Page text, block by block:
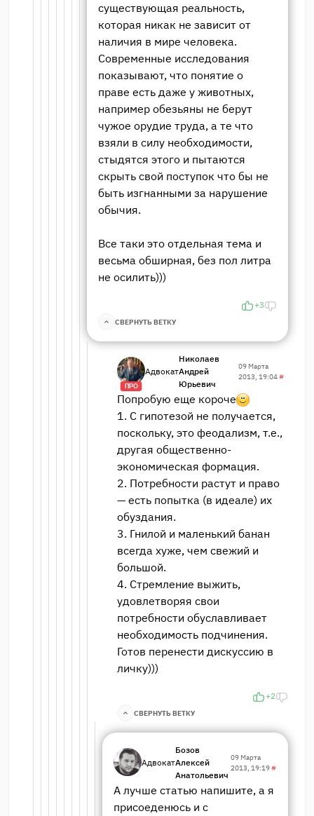
существующая реальность,
которая никак не зависит от
наличия в мире человека.
Современные исследования
показывают, что понятие о
праве есть даже у животных,
например обезьяны не берут
чужое орудие труда, а те что
взяли в силу необходимости,
стыдятся этого и пытаются
скрыть свой поступок что бы не
быть изгнанными за нарушение
обычия.
Все таки это отдельная тема и
весьма обширная, без пол литра
не осилить)))
+3
СВЕРНУТЬ ВЕТКУ
ПРО
Адвокат
Николаев
Андрей
Юрьевич
09 Марта
2013, 19:04#
Попробую еще короче
1. С гипотезой не получается,
поскольку, это феодализм, т.е.,
другая общественно-
экономическая формация.
2. Потребности растут и право
— есть попытка (в идеале) их
обуздания.
3. Гнилой и маленький банан
всегда хуже, чем свежий и
большой.
4. Стремление выжить,
удовлетворяя свои
потребности обуславливает
необходимость подчинения.
Готов перенести дискуссию в
личку)))
+2
СВЕРНУТЬ ВЕТКУ
Адвокат
Бозов
Алексей
Анатольевич
09 Марта
2013, 19:19#
А лучше статью напишите, а я
присоеденюсь и с